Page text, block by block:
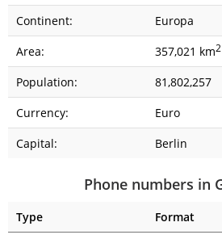
Continent:
Europa
Area:
357,021 km2
Population:
81,802,257
Currency:
Euro
Capital:
Berlin
Phone numbers in
Type
Format